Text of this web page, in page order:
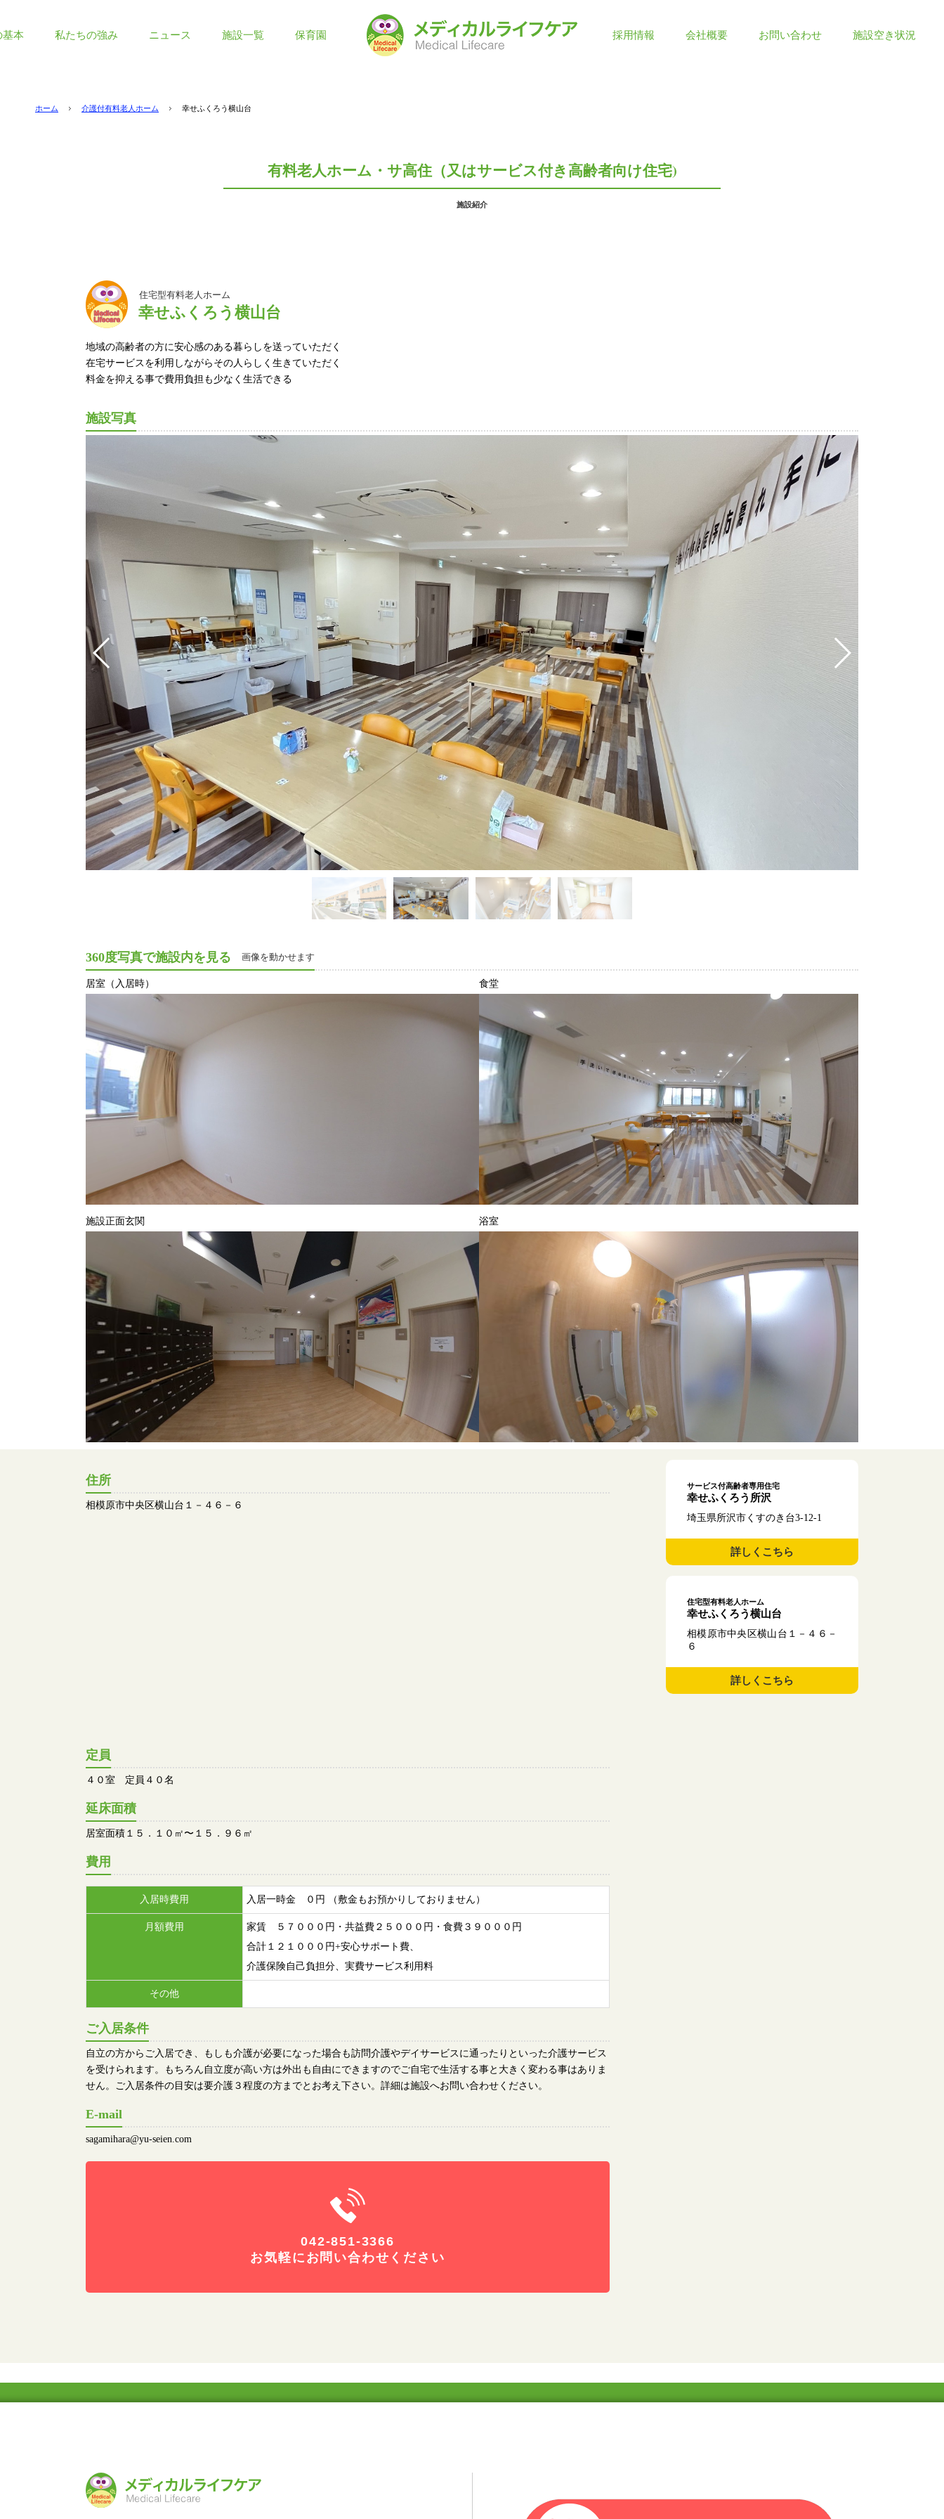
基本 私たちの強み ニュース 施設一覧 保育園 採用情報 会社概要 お問い合わせ 施設空き状況
ホーム 介護付有料老人ホーム 幸せふくろう横山台
有料老人ホーム・サ高住（又はサービス付き高齢者向け住宅)
施設紹介
住宅型有料老人ホーム
幸せふくろう横山台
地域の高齢者の方に安心感のある暮らしを送っていただく
在宅サービスを利用しながらその人らしく生きていただく
料金を抑える事で費用負担も少なく生活できる
施設写真
360度写真で施設内を見る 画像を動かせます
居室（入居時） 食堂
施設正面玄関 浴室
住所
相模原市中央区横山台１－４６－６
定員
４０室 定員４０名
延床面積
居室面積１５．１０㎡〜１５．９６㎡
費用
入居時費用 入居一時金 ０円 （敷金もお預かりしておりません）
月額費用
家賃 ５７０００円・共益費２５０００円・食費３９０００円
合計１２１０００円+安心サポート費、
介護保険自己負担分、実費サービス利用料
その他
ご入居条件
自立の方からご入居でき、もしも介護が必要になった場合も訪問介護やデイサービスに通ったりといった介護サービス
を受けられます。もちろん自立度が高い方は外出も自由にできますのでご自宅で生活する事と大きく変わる事はありま
せん。ご入居条件の目安は要介護３程度の方までとお考え下さい。詳細は施設へお問い合わせください。
E-mail
sagamihara@yu-seien.com
042-851-3366
お気軽にお問い合わせください
サービス付高齢者専用住宅
幸せふくろう所沢
埼玉県所沢市くすのき台3-12-1
詳しくこちら
住宅型有料老人ホーム
幸せふくろう横山台
相模原市中央区横山台１－４６－
６
詳しくこちら